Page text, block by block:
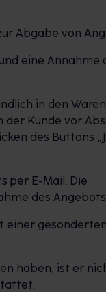
Abgabe von
eine Annahme
in den
der Kunde vor
des Buttons
per E-Mail. Die
des
einer
haben, ist er